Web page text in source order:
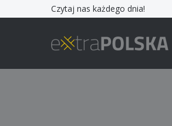
Czytaj nas każdego dnia!